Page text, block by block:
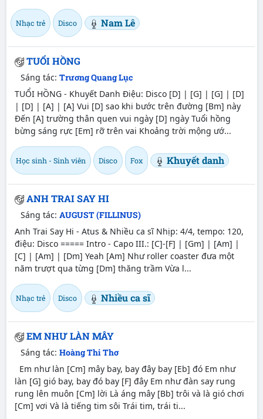
Nhạc trẻ Disco Nam Lê
TUỔI HỒNG
Sáng tác: Trương Quang Lục
TUỔI HỒNG - Khuyết Danh Điệu: Disco [D] | [G] | [G] | [D]
| [D] | [A] | [A] Vui [D] sao khi bước trên đường [Bm] này
Đến [A] trường thân quen vui ngày [D] ngày Tuổi hồng
bừng sáng rực [Em] rỡ trên vai Khoảng trời mộng ướ...
Học sinh - Sinh viên Disco Fox Khuyết danh
ANH TRAI SAY HI
Sáng tác: AUGUST (FILLINUS)
Anh Trai Say Hi - Atus & Nhiều ca sĩ Nhịp: 4/4, tempo: 120,
điệu: Disco ===== Intro - Capo III.: [C]-[F] | [Gm] | [Am] |
[C] | [Am] | [Dm] Yeah [Am] Như roller coaster đưa một
năm trượt qua từng [Dm] thăng trầm Vừa l...
Nhạc trẻ Disco Nhiều ca sĩ
EM NHƯ LÀN MÂY
Sáng tác: Hoàng Thi Thơ
Em như làn [Cm] mây bay, bay đây bay [Eb] đó Em như
làn [G] gió bay, bay đó bay [F] đây Em như đàn say rung
rung lên muôn [Cm] lời Là áng mây [Bb] trôi và là gió chơi
[Cm] vơi Và là tiếng tim sôi Trái tim, trái ti...